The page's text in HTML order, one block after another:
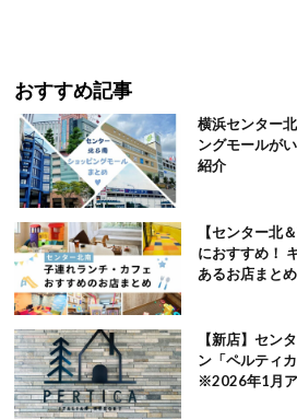
おすすめ記事
横浜センター
ングモールが
紹介
【センター北
におすすめ！
あるお店まとめ
【新店】セン
ン「ペルティ
※2026年1月ア